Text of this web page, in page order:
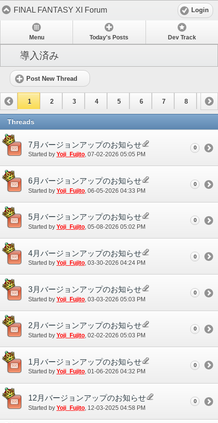
FINAL FANTASY XI Forum Login
Menu Today's Posts Dev Track
導入済み
Post New Thread
1 2 3 4 5 6 7 8 9
10
Threads
7月バージョンアップのお知らせ
Started by Yoji_Fujito‎, 07-02-2026 05:05 PM
0
6月バージョンアップのお知らせ
Started by Yoji_Fujito ‎, 06-05-2026 04:33 PM
0
5月バージョンアップのお知らせ
Started by Yoji_Fujito‎, 05-08-2026 05:02 PM
0
4月バージョンアップのお知らせ
Started by Yoji_Fujito‎, 03-30-2026 04:24 PM
0
3月バージョンアップのお知らせ
Started by Yoji_Fujito ‎, 03-03-2026 05:03 PM
0
2月バージョンアップのお知らせ
Started by Yoji_Fujito‎, 02-02-2026 05:03 PM
0
1月バージョンアップのお知らせ
Started by Yoji_Fujito‎, 01-06-2026 04:32 PM
0
12月バージョンアップのお知らせ
Started by Yoji_Fujito ‎, 12-03-2025 04:58 PM
0